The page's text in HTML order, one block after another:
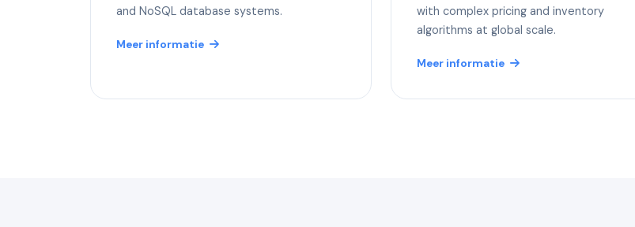
and NoSQL database systems.
Meer informatie
with complex pricing and inventory
algorithms at global scale.
Meer informatie